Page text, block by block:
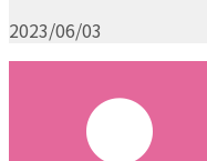
2023/06/03